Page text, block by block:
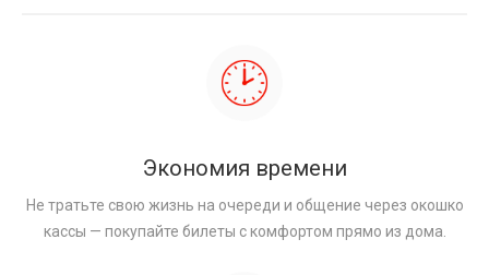
Экономия времени
Не тратьте свою жизнь на очереди и общение через окошко
кассы — покупайте билеты с комфортом прямо из дома.